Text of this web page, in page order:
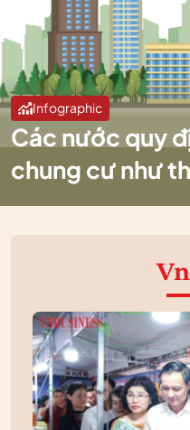
Infographic
Các nước quy
chung cư như